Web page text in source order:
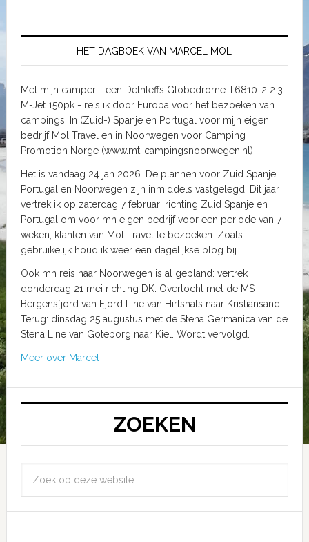
HET DAGBOEK VAN MARCEL MOL
Met mijn camper - een Dethleffs Globedrome T6810-2 2.3
M-Jet 150pk - reis ik door Europa voor het bezoeken van
campings. In (Zuid-) Spanje en Portugal voor mijn eigen
bedrijf Mol Travel en in Noorwegen voor Camping
Promotion Norge (www.mt-campingsnoorwegen.nl)
Het is vandaag 24 jan 2026. De plannen voor Zuid Spanje,
Portugal en Noorwegen zijn inmiddels vastgelegd. Dit jaar
vertrek ik op zaterdag 7 februari richting Zuid Spanje en
Portugal om voor mn eigen bedrijf voor een periode van 7
weken, klanten van Mol Travel te bezoeken. Zoals
gebruikelijk houd ik weer een dagelijkse blog bij.
Ook mn reis naar Noorwegen is al gepland: vertrek
donderdag 21 mei richting DK. Overtocht met de MS
Bergensfjord van Fjord Line van Hirtshals naar Kristiansand.
Terug: dinsdag 25 augustus met de Stena Germanica van de
Stena Line van Goteborg naar Kiel. Wordt vervolgd.
Meer over Marcel
ZOEKEN